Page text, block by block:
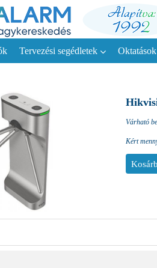
Tervezési segédletek Oktatások
Várható
Kért